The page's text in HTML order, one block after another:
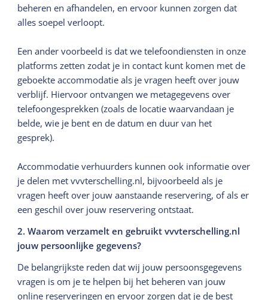
beheren en afhandelen, en ervoor kunnen zorgen dat
alles soepel verloopt.
Een ander voorbeeld is dat we telefoondiensten in onze
platforms zetten zodat je in contact kunt komen met de
geboekte accommodatie als je vragen heeft over jouw
verblijf. Hiervoor ontvangen we metagegevens over
telefoongesprekken (zoals de locatie waarvandaan je
belde, wie je bent en de datum en duur van het
gesprek).
Accommodatie verhuurders kunnen ook informatie over
je delen met vvvterschelling.nl, bijvoorbeeld als je
vragen heeft over jouw aanstaande reservering, of als er
een geschil over jouw reservering ontstaat.
2. Waarom verzamelt en gebruikt vvvterschelling.nl
jouw persoonlijke gegevens?
De belangrijkste reden dat wij jouw persoonsgegevens
vragen is om je te helpen bij het beheren van jouw
online reserveringen en ervoor zorgen dat je de best